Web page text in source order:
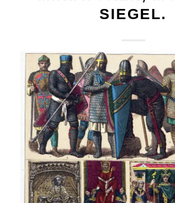
SIEGEL.